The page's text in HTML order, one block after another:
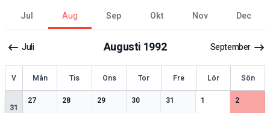
jul
aug sep okt nov dec
Juli Augusti 1992 September
Vecka Mån Tis Ons Tor Fre Lör Sön
31
27
1speciella datum
28
2speciella datum
29
2speciella datum
30
1speciella datum
31
2speciella datum
11 speciella datum
2
2